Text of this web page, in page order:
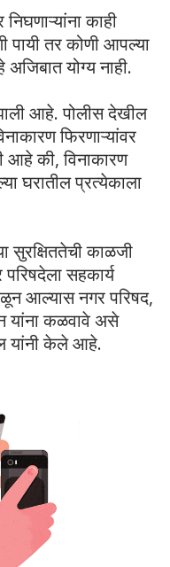
काही
पायी तर कोणी आपल्या
योग्य नाही.
आहे. पोलीस देखील
फिरणाऱ्यांवर
आहे की, विनाकारण
घरातील प्रत्येकाला
सुरक्षिततेची काळजी
सहकार्य
आल्यास नगर परिषद,
यांना कळवावे असे
यांनी केले आहे.